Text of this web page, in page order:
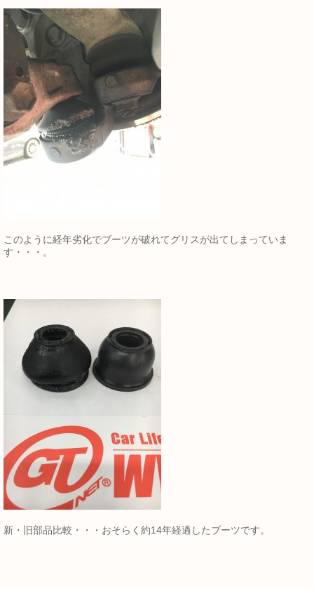
このように経年劣化でブーツが破れてグリスが出てしまっていま
す・・・。
新・旧部品比較・・・おそらく約14年経過したブーツです。